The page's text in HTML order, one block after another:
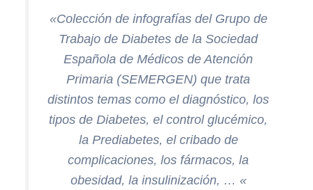
«Colección de infografías del Grupo de
Trabajo de Diabetes de la Sociedad
Española de Médicos de Atención
Primaria (SEMERGEN) que trata
distintos temas como el diagnóstico, los
tipos de Diabetes, el control glucémico,
la Prediabetes, el cribado de
complicaciones, los fármacos, la
obesidad, la insulinización, … «